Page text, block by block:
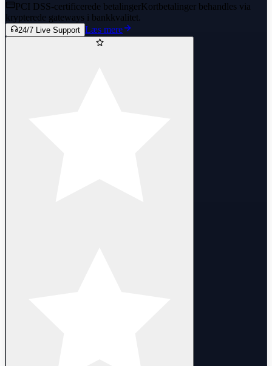
PCI DSS-certificerede betalingerKortbetalinger behandles via
krypterede gateways i bankkvalitet.
24/7 Live Support Læs mere